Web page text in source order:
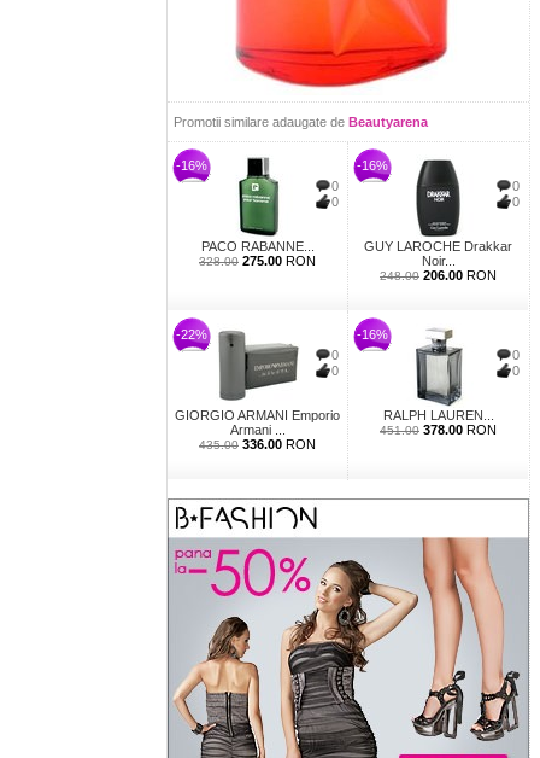
Promotii similare adaugate de Beautyarena
-16%
0
0
PACO RABANNE...
328.00 275.00 RON
-16%
0
0
GUY LAROCHE Drakkar
Noir...
248.00 206.00 RON
-22%
0
0
GIORGIO ARMANI Emporio
Armani ...
435.00 336.00 RON
-16%
0
0
RALPH LAUREN...
451.00 378.00 RON